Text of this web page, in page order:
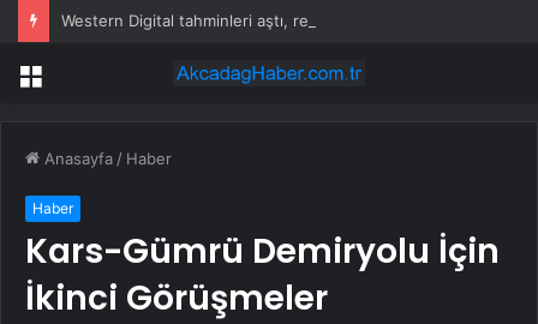
Menü
Anasayfa / Haber
Haber
Kars-Gümrü Demiryolu İçin
İkinci Görüşmeler